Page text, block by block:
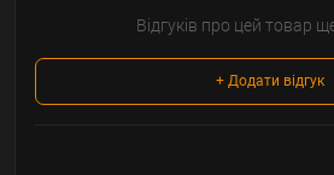
Відгуків про цей товар
+ Додати відгук